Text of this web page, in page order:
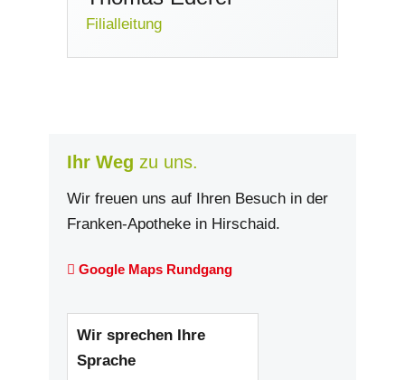
Filialleitung
Ihr Weg zu uns.
Wir freuen uns auf Ihren Besuch in der
Franken-Apotheke in Hirschaid.
Google Maps Rundgang
Wir sprechen Ihre
Sprache